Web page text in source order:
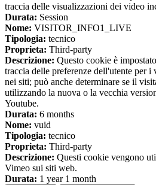
traccia delle visualizzazioni dei video
Durata: Session
Nome: VISITOR_INFO1_LIVE
Tipologia: tecnico
Proprieta: Third-party
Descrizione: Questo cookie è
traccia delle preferenze dell'utente per
nei siti; può anche determinare se il
utilizzando la nuova o la vecchia
Youtube.
Durata: 6 months
Nome: vuid
Tipologia: tecnico
Proprieta: Third-party
Descrizione: Questi cookie vengono
Vimeo sui siti web.
Durata: 1 year 1 month